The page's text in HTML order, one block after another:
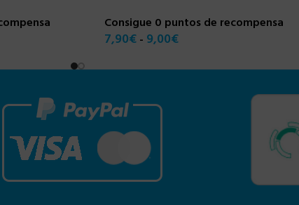
Consigue 0 puntos de recompensa
7,90€ - 9,00€